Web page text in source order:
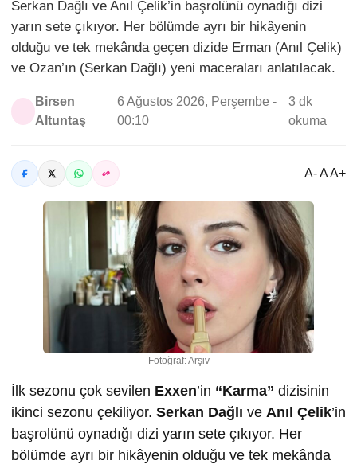
Serkan Dağlı ve Anıl Çelik’in başrolünü oynadığı dizi
yarın sete çıkıyor. Her bölümde ayrı bir hikâyenin
olduğu ve tek mekânda geçen dizide Erman (Anıl Çelik)
ve Ozan’ın (Serkan Dağlı) yeni maceraları anlatılacak.
Birsen
Altuntaş
6 Ağustos 2026, Perşembe -
00:10
3 dk
okuma
A- A A+
Fotoğraf: Arşiv
İlk sezonu çok sevilen Exxen’in “Karma” dizisinin
ikinci sezonu çekiliyor. Serkan Dağlı ve Anıl Çelik’in
başrolünü oynadığı dizi yarın sete çıkıyor. Her
bölümde ayrı bir hikâyenin olduğu ve tek mekânda